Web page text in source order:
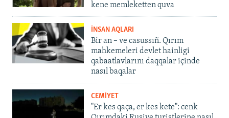
kene memleketten quva
İNSAN AQLARI
Bir an – ve casussıñ. Qırım
mahkemeleri devlet hainligi
qabaatlavlarını daqqalar içinde
nasıl baqalar
CEMİYET
"Er kes qaça, er kes kete": cenk